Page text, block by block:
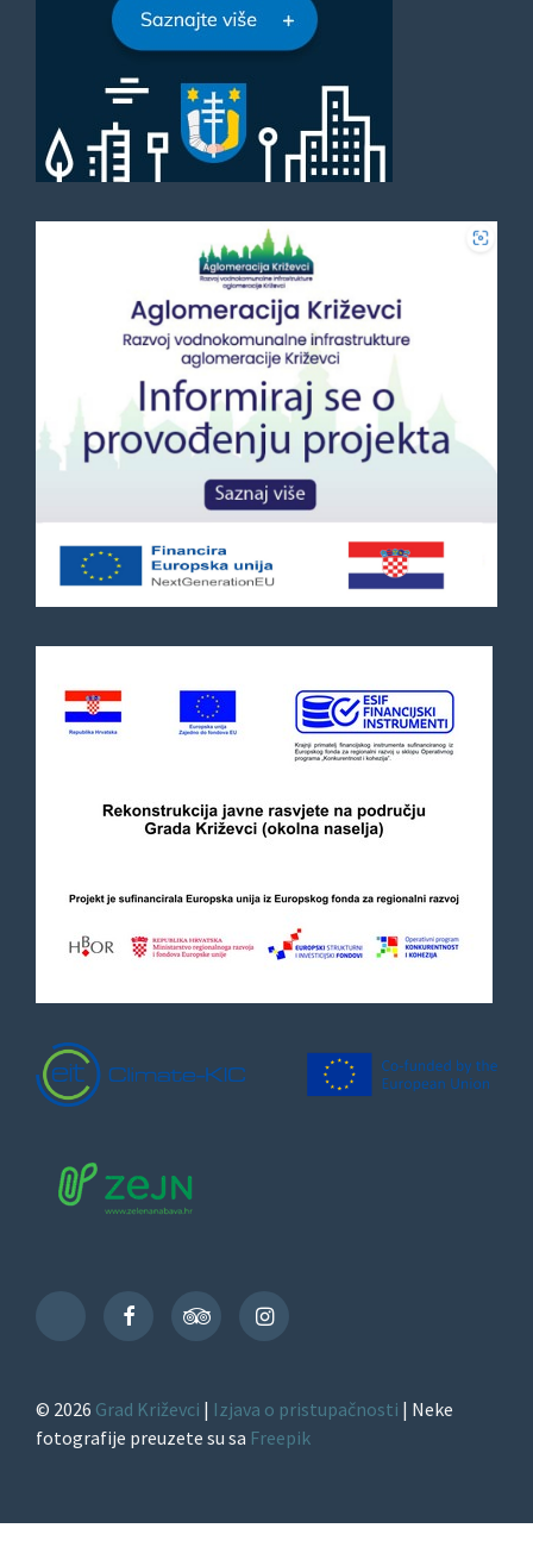
TikTok
FacebookTripAdvisorInstagram
© 2026 Grad Križevci | Izjava o pristupačnosti | Neke
fotografije preuzete su sa Freepik